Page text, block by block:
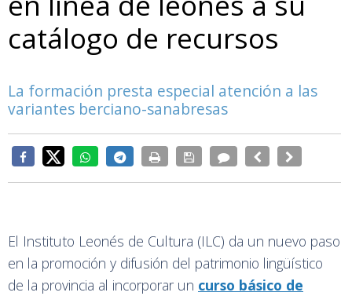
catálogo de recursos
La formación presta especial atención a las
variantes berciano-sanabresas
El Instituto Leonés de Cultura (ILC) da un nuevo paso
en la promoción y difusión del patrimonio lingüístico
de la provincia al incorporar un curso básico de